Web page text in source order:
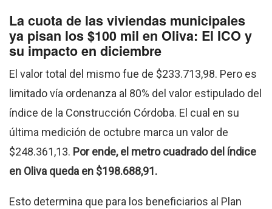
La cuota de las viviendas municipales
ya pisan los $100 mil en Oliva: El ICO y
su impacto en diciembre
El valor total del mismo fue de $233.713,98. Pero es
limitado vía ordenanza al 80% del valor estipulado del
índice de la Construcción Córdoba. El cual en su
última medición de octubre marca un valor de
$248.361,13. Por ende, el metro cuadrado del índice
en Oliva queda en $198.688,91.
Esto determina que para los beneficiarios al Plan